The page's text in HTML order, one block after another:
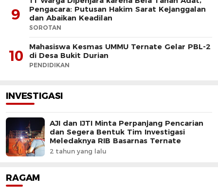
9
Pengacara: Putusan Hakim Sarat Kejanggalan
dan Abaikan Keadilan
SOROTAN
10
Mahasiswa Kesmas UMMU Ternate Gelar PBL-2
di Desa Bukit Durian
PENDIDIKAN
INVESTIGASI
AJI dan IJTI Minta Perpanjang Pencarian
dan Segera Bentuk Tim Investigasi
Meledaknya RIB Basarnas Ternate
2 tahun yang lalu
RAGAM